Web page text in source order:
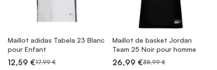
Maillot adidas Tabela 23 Blanc
pour Enfant
12,59 €17,99 €
Maillot de basket Jordan
Team 25 Noir pour homme
26,99 €35,99 €